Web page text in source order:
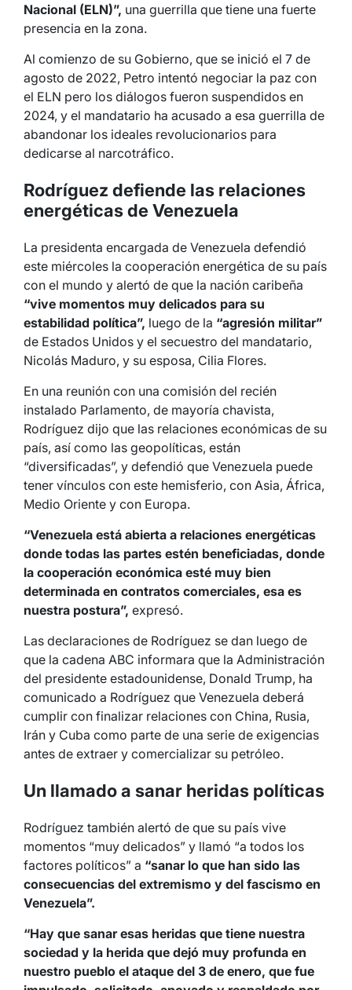
Nacional (ELN)”, una guerrilla que tiene una fuerte
presencia en la zona.
Al comienzo de su Gobierno, que se inició el 7 de
agosto de 2022, Petro intentó negociar la paz con
el ELN pero los diálogos fueron suspendidos en
2024, y el mandatario ha acusado a esa guerrilla de
abandonar los ideales revolucionarios para
dedicarse al narcotráfico.
Rodríguez defiende las relaciones
energéticas de Venezuela
La presidenta encargada de Venezuela defendió
este miércoles la cooperación energética de su país
con el mundo y alertó de que la nación caribeña
“vive momentos muy delicados para su
estabilidad política”, luego de la “agresión militar”
de Estados Unidos y el secuestro del mandatario,
Nicolás Maduro, y su esposa, Cilia Flores.
En una reunión con una comisión del recién
instalado Parlamento, de mayoría chavista,
Rodríguez dijo que las relaciones económicas de su
país, así como las geopolíticas, están
“diversificadas”, y defendió que Venezuela puede
tener vínculos con este hemisferio, con Asia, África,
Medio Oriente y con Europa.
“Venezuela está abierta a relaciones energéticas
donde todas las partes estén beneficiadas, donde
la cooperación económica esté muy bien
determinada en contratos comerciales, esa es
nuestra postura”, expresó.
Las declaraciones de Rodríguez se dan luego de
que la cadena ABC informara que la Administración
del presidente estadounidense, Donald Trump, ha
comunicado a Rodríguez que Venezuela deberá
cumplir con finalizar relaciones con China, Rusia,
Irán y Cuba como parte de una serie de exigencias
antes de extraer y comercializar su petróleo.
Un llamado a sanar heridas políticas
Rodríguez también alertó de que su país vive
momentos “muy delicados” y llamó “a todos los
factores políticos” a “sanar lo que han sido las
consecuencias del extremismo y del fascismo en
Venezuela”.
“Hay que sanar esas heridas que tiene nuestra
sociedad y la herida que dejó muy profunda en
nuestro pueblo el ataque del 3 de enero, que fue